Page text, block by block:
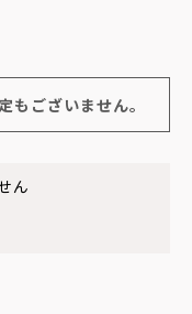
もございません。
ん